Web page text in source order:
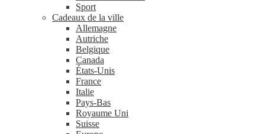
Sport
Cadeaux de la ville
Allemagne
Autriche
Belgique
Canada
États-Unis
France
Italie
Pays-Bas
Royaume Uni
Suisse